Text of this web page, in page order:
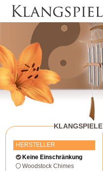
KLANGSPIELE
HERSTELLER
Keine Einschränkung
Woodstock Chimes